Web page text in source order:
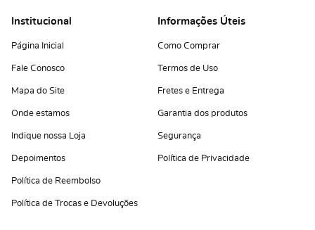
Institucional
Página Inicial
Fale Conosco
Mapa do Site
Onde estamos
Indique nossa Loja
Depoimentos
Política de Reembolso
Política de Trocas e Devoluções
Informações Úteis
Como Comprar
Termos de Uso
Fretes e Entrega
Garantia dos produtos
Segurança
Política de Privacidade